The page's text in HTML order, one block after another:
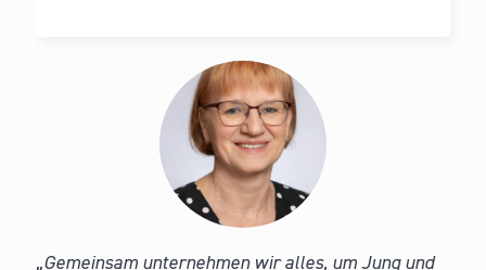
Gemeinsam unternehmen wir alles, um Jung und